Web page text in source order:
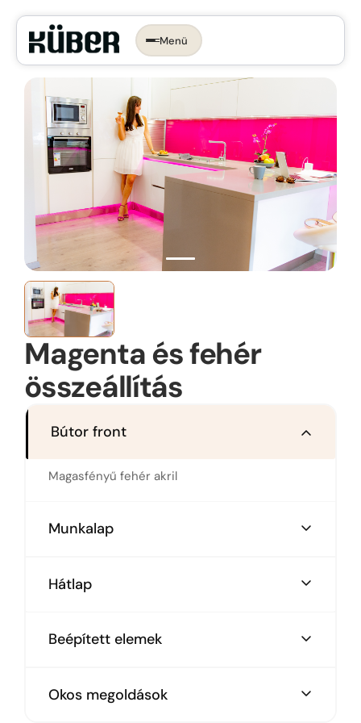
Menü
RÓLAD SZÓL.
Időpontot foglalok →
Az ergonomikus konyha
Konyhastílusok
More than kitchen
Konyhagépek, beépíthető készülékek
Belső megoldások
Munkalapok
Konyhatervezés
Kivitelezés
VR konyhatervezés
Bemutatóterem
Magenta és fehér
összeállítás
Bútor front
Magasfényű fehér akril
Munkalap
Hátlap
Beépített elemek
Okos megoldások